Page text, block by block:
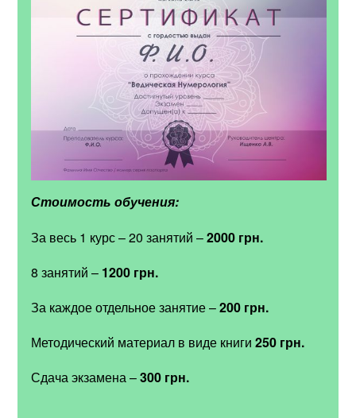
Стоимость обучения:
За весь 1 курс – 20 занятий –2000 грн.
8 занятий – 1200 грн.
За каждое отдельное занятие –200 грн.
Методический материал в виде книги250 грн.
Сдача экзамена –300 грн.